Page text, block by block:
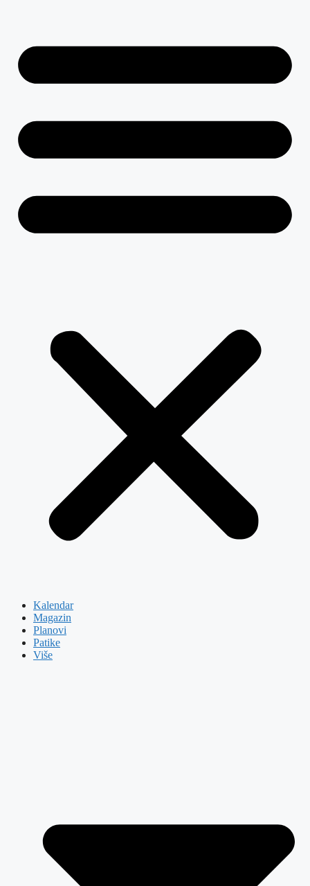
Kalendar
Magazin
Planovi
Patike
Više